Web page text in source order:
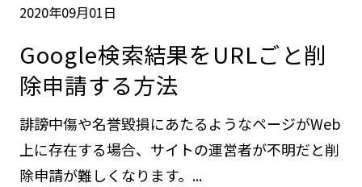
2020年09月01日
Google検索結果をURLごと削
除申請する方法
誹謗中傷や名誉毀損にあたるようなページがWeb
上に存在する場合、サイトの運営者が不明だと削
除申請が難しくなります。...